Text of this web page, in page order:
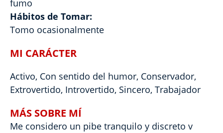
fumo
Hábitos de Tomar:
Tomo ocasionalmente
MI CARÁCTER
Activo, Con sentido del humor, Conservador,
Extrovertido, Introvertido, Sincero, Trabajador
MÁS SOBRE MÍ
Me considero un pibe tranquilo y discreto v